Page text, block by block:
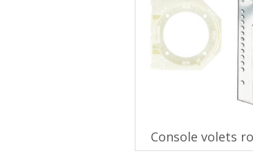
Console volets